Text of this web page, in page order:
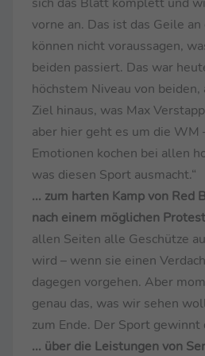
vorne an. Das ist das Geile
können nicht voraussagen,
beiden passiert. Das war
höchstem Niveau von beiden,
Ziel hinaus, was Max
aber hier geht es um die WM
Emotionen kochen bei allen
was diesen Sport ausmacht.“
... zum harten Kamp von Red
nach einem möglichen
allen Seiten alle Geschütze
wird – wenn sie einen
dagegen vorgehen. Aber
genau das, was wir sehen
zum Ende. Der Sport gewinnt
... über die Leistungen von